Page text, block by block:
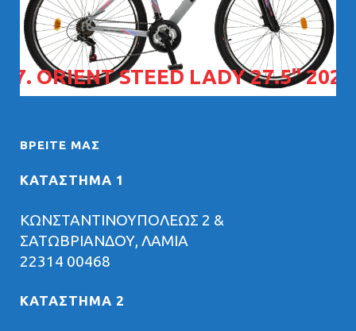
07. ORIENT STEED LADY 27.5" 2026
ΒΡΕΊΤΕ ΜΑΣ
ΚΑΤΑΣΤΗΜΑ 1
ΚΩΝΣΤΑΝΤΙΝΟΥΠΟΛΕΩΣ 2 &
ΣΑΤΩΒΡΙΑΝΔΟΥ, ΛΑΜΙΑ
22314 00468
ΚΑΤΑΣΤΗΜΑ 2